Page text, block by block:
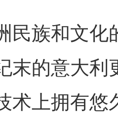
民族和文化
末的意大
术上拥有悠